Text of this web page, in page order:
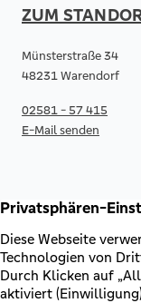
ZUM
Münsterstraße 34
48231 Warendorf
02581 - 57 415
E-Mail senden
RECHTLICHES
Kontakt
AGB &